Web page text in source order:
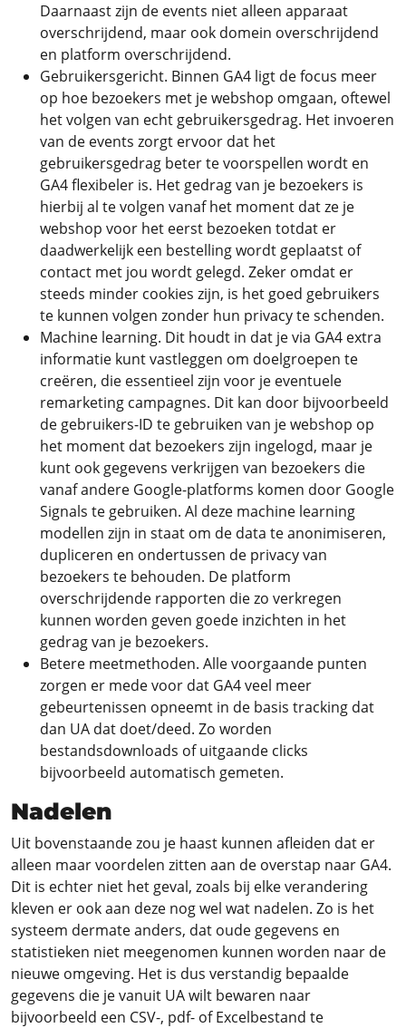
Daarnaast zijn de events niet alleen apparaat
overschrijdend, maar ook domein overschrijdend
en platform overschrijdend.
Gebruikersgericht. Binnen GA4 ligt de focus meer
op hoe bezoekers met je webshop omgaan, oftewel
het volgen van echt gebruikersgedrag. Het invoeren
van de events zorgt ervoor dat het
gebruikersgedrag beter te voorspellen wordt en
GA4 flexibeler is. Het gedrag van je bezoekers is
hierbij al te volgen vanaf het moment dat ze je
webshop voor het eerst bezoeken totdat er
daadwerkelijk een bestelling wordt geplaatst of
contact met jou wordt gelegd. Zeker omdat er
steeds minder cookies zijn, is het goed gebruikers
te kunnen volgen zonder hun privacy te schenden.
Machine learning. Dit houdt in dat je via GA4 extra
informatie kunt vastleggen om doelgroepen te
creëren, die essentieel zijn voor je eventuele
remarketing campagnes. Dit kan door bijvoorbeeld
de gebruikers-ID te gebruiken van je webshop op
het moment dat bezoekers zijn ingelogd, maar je
kunt ook gegevens verkrijgen van bezoekers die
vanaf andere Google-platforms komen door Google
Signals te gebruiken. Al deze machine learning
modellen zijn in staat om de data te anonimiseren,
dupliceren en ondertussen de privacy van
bezoekers te behouden. De platform
overschrijdende rapporten die zo verkregen
kunnen worden geven goede inzichten in het
gedrag van je bezoekers.
Betere meetmethoden. Alle voorgaande punten
zorgen er mede voor dat GA4 veel meer
gebeurtenissen opneemt in de basis tracking dat
dan UA dat doet/deed. Zo worden
bestandsdownloads of uitgaande clicks
bijvoorbeeld automatisch gemeten.
Nadelen
Uit bovenstaande zou je haast kunnen afleiden dat er
alleen maar voordelen zitten aan de overstap naar GA4.
Dit is echter niet het geval, zoals bij elke verandering
kleven er ook aan deze nog wel wat nadelen. Zo is het
systeem dermate anders, dat oude gegevens en
statistieken niet meegenomen kunnen worden naar de
nieuwe omgeving. Het is dus verstandig bepaalde
gegevens die je vanuit UA wilt bewaren naar
bijvoorbeeld een CSV-, pdf- of Excelbestand te